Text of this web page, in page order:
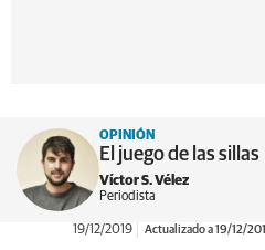
OPINIÓN
El juego de las sillas
Víctor S. Vélez
Periodista
19/12/2019 Actualizado a 19/12/